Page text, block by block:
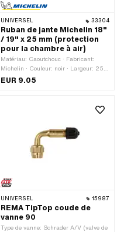
UNIVERSEL 33304
Ruban de jante Michelin 18"
/ 19" x 25 mm (protection
pour la chambre à air)
Matériau: Caoutchouc · Fabricant:
Michelin · Couleur: noir · Largeur: 25
mm · Longueur totale: 1300 mm · Taille
EUR 9.05
UNIVERSEL 15987
REMA TipTop coude de
vanne 90
Type de vanne: Schrader A/V (valve de